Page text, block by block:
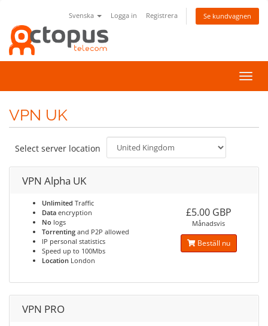
Svenska Logga in Registrera Se kundvagnen
Växla
VPN UK
Select server location
VPN Alpha UK
Unlimited Traffic
Data encryption
No logs
Torrenting and P2P allowed
IP personal statistics
Speed up to 100Mbs
Location London
£5.00 GBP
Månadsvis
Beställ nu
VPN PRO